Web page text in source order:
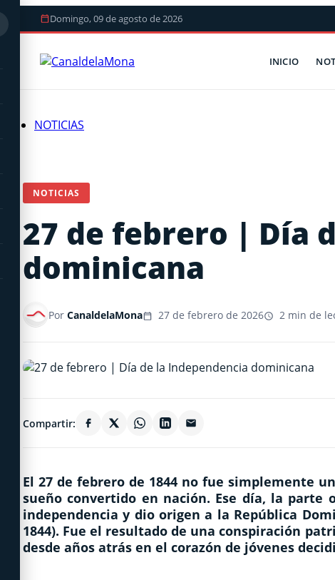
Domingo, 09 de agosto de 2026
INICIO
NOTICIAS
NOTICIAS
27 de febrero | Día
dominicana
Por CanaldelaMona 27 de febrero de 2026 2 min de
Compartir:
El 27 de febrero de 1844 no fue simplemente
sueño convertido en nación. Ese día, la
independencia y dio origen a la República
1844). Fue el resultado de una conspiración
desde años atrás en el corazón de jóvenes